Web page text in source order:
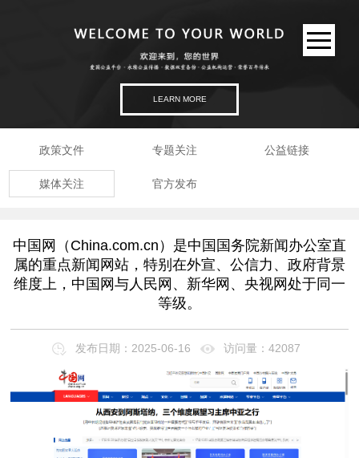
LEARN MORE
政策文件 专题关注 公益链接
媒体关注 官方发布
中国网（China.com.cn）是中国国务院新闻办公室直
属的重点新闻网站，特别在外宣、公信力、政府背景
维度上，中国网与人民网、新华网、央视网处于同一
等级。
发布日期：2025-06-16 访问量：42087